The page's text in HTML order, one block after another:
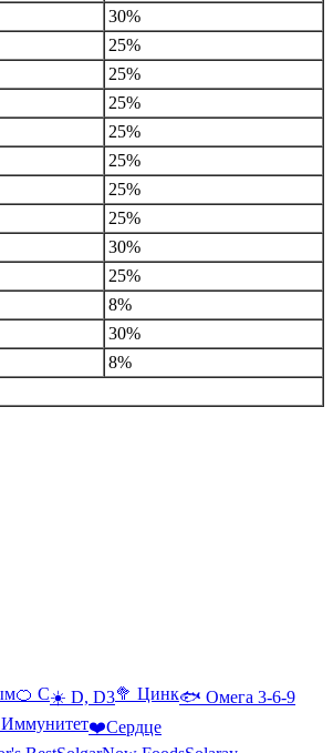
30%
25%
25%
25%
25%
25%
25%
25%
30%
25%
8%
30%
8%
🍊 С☀️ D, D3🥦 Цинк🐟 Омега 3-6-9
❤️Сердце